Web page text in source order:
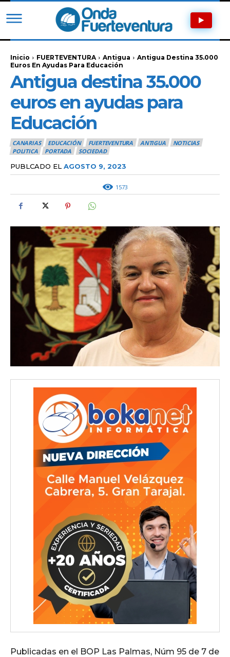
Inicio FUERTEVENTURA Antigua
Antigua Destina 35.000
Euros En Ayudas Para Educación
Antigua destina 35.000
euros en ayudas para
Educación
CANARIAS EDUCACIÓN FUERTEVENTURA ANTIGUA
NOTICIAS
POLITICA
PORTADA SOCIEDAD
PUBLCADO EL AGOSTO 9, 2023
1573
Publicadas en el BOP Las Palmas, Núm 95 de 7 de